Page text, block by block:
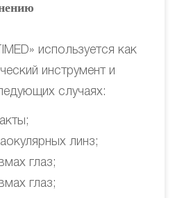
используется как
инструмент и
случаях:
линз;
глаз;
глаз;